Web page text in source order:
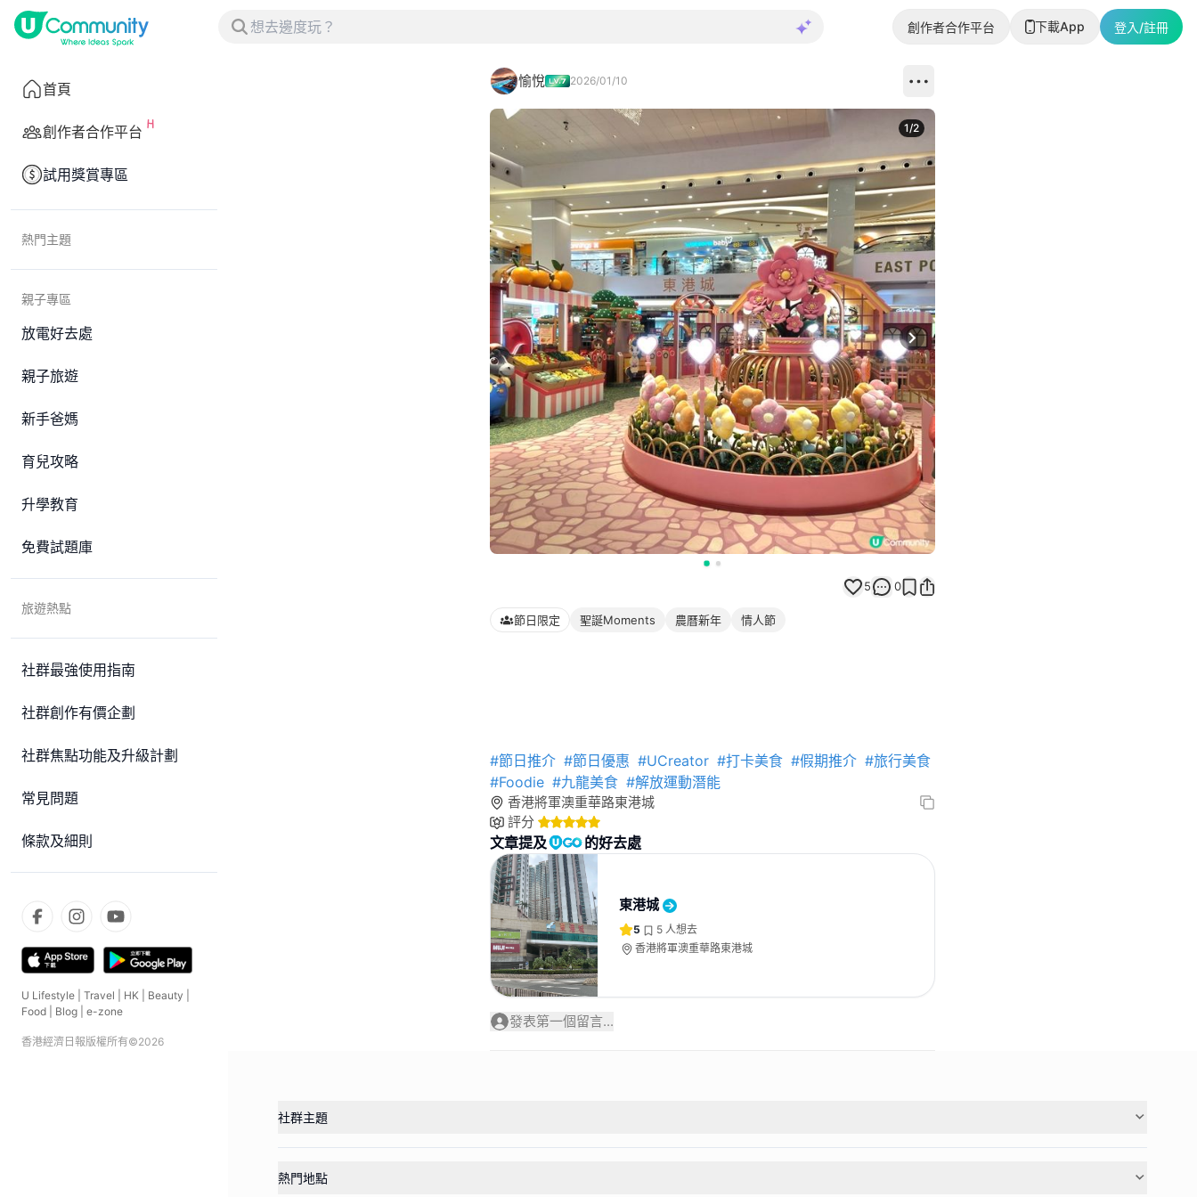
創作者合作平台 下載App 登入/註冊
首頁
創作者合作平台
試用獎賞專區
熱門主題
親子專區
放電好去處
親子旅遊
新手爸媽
育兒攻略
升學教育
免費試題庫
旅遊熱點
社群最強使用指南
社群創作有價企劃
社群焦點功能及升級計劃
常見問題
條款及細則
U Lifestyle Travel HK Beauty
Food
Blog e-zone
香港經濟日報版權所有©2026
愉悅 2026/01/10
Next slide
1/2
5 0
節日限定 聖誕Moments 農曆新年 情人節
#節日推介 #節日優惠 #UCreator #打卡美食 #假期推介 #旅行美食
#Foodie #九龍美食 #解放運動潛能
香港將軍澳重華路東港城
評分
文章提及 的好去處
東港城
5 5 人想去
香港將軍澳重華路東港城
發表第一個留言...
社群主題
熱門地點